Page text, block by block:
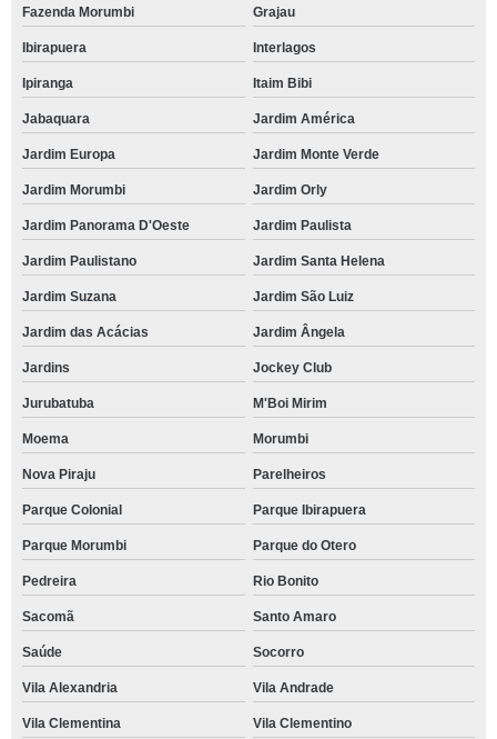
Fazenda Morumbi Grajau
Ibirapuera Interlagos
Ipiranga Itaim Bibi
Jabaquara Jardim América
Jardim Europa Jardim Monte Verde
Jardim Morumbi Jardim Orly
Jardim Panorama D'Oeste Jardim Paulista
Jardim Paulistano Jardim Santa Helena
Jardim Suzana Jardim São Luiz
Jardim das Acácias Jardim Ângela
Jardins Jockey Club
Jurubatuba M'Boi Mirim
Moema Morumbi
Nova Piraju Parelheiros
Parque Colonial Parque Ibirapuera
Parque Morumbi Parque do Otero
Pedreira Rio Bonito
Sacomã Santo Amaro
Saúde Socorro
Vila Alexandria Vila Andrade
Vila Clementina Vila Clementino